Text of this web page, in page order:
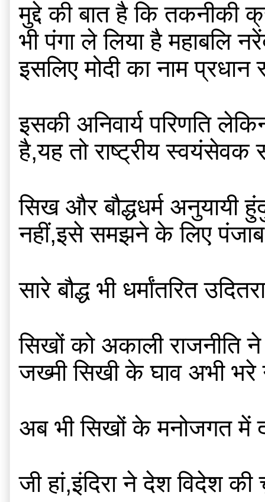
मुद्दे की बात है कि तकनीकी
भी पंगा ले लिया है महाबलि
इसलिए मोदी का नाम प्रधान
इसकी अनिवार्य परिणति
है,यह तो राष्ट्रीय
सिख और बौद्धधर्म अनुयायी
नहीं,इसे समझने के लिए
सारे बौद्ध भी धर्मांतरित
सिखों को अकाली राजनीति
जख्मी सिखी के घाव अभी भरे
जी हां,इंदिरा ने देश विदेश